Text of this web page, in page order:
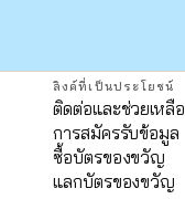
ลิงค์ที่เป็นประโยชน์
ติดต่อและช่วยเหลือ
การสมัครรับข้อมูล
ซื้อบัตรของขวัญ
แลกบัตรของขวัญ